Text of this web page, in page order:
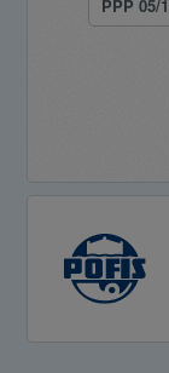
PPP 05/